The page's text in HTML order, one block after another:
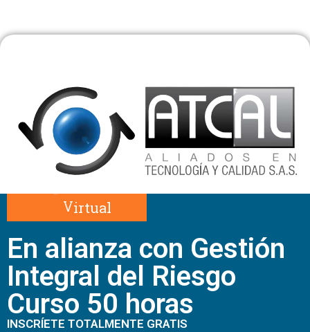
i
rtual
En alianza con Gestión
Integral del Riesgo
Curso 50 horas
INSCRÍETE TOTALMENTE GRATIS